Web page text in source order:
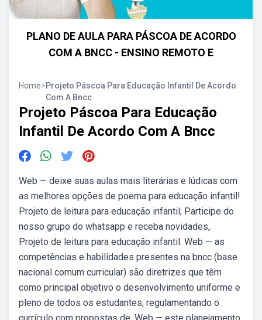
PLANO DE AULA PARA PÁSCOA DE ACORDO
COM A BNCC - ENSINO REMOTO E
Home>Projeto Páscoa Para Educação Infantil De Acordo
Com A Bncc
Projeto Páscoa Para Educação
Infantil De Acordo Com A Bncc
Web — deixe suas aulas mais literárias e lúdicas com
as melhores opções de poema para educação infantil!
Projeto de leitura para educação infantil; Participe do
nosso grupo do whatsapp e receba novidades,.
Projeto de leitura para educação infantil. Web — as
competências e habilidades presentes na bncc (base
nacional comum curricular) são diretrizes que têm
como principal objetivo o desenvolvimento uniforme e
pleno de todos os estudantes, regulamentando o